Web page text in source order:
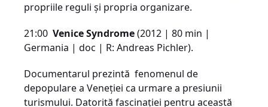
propriile reguli şi propria organizare.
21:00 Venice Syndrome(2012 | 80 min |
Germania | doc | R: Andreas Pichler).
Documentarul prezintă fenomenul de
depopulare a Veneției ca urmare a presiunii
turismului. Datorită fascinaţiei pentru această